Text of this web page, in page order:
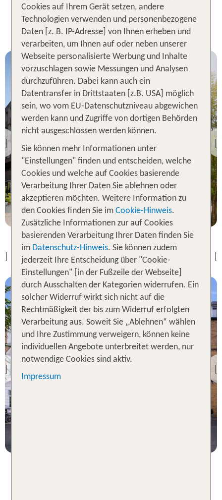
Unsere TOP Hotelangebote für 3
Nächte in Köln
Previous
Köln
Hotel Mondial am Dom
94 % Weiterempfehlung
3 Nächte, Ü, XX
p.P. ab 171 €
Previous
Köln
Ruby Ella Hotel & Bar
95 % Weiterempfehlung
3 Nächte, Ü, XX
p.P. ab 155 €
Previous
Köln
The New Yorker Hotel
Cookies auf Ihrem Gerät setzen, andere
Technologien verwenden und personenbezogene
Daten [z. B. IP-Adresse] von Ihnen erheben und
verarbeiten, um Ihnen auf oder neben unserer
Webseite personalisierte Werbung und Inhalte
vorzuschlagen sowie Messungen und Analysen
durchzuführen. Dabei kann auch ein
Datentransfer in Drittstaaten [z.B. USA] möglich
sein, wo vom EU-Datenschutzniveau abgewichen
werden kann und Zugriffe von dortigen Behörden
nicht ausgeschlossen werden können.
Sie können mehr Informationen unter
"Einstellungen" finden und entscheiden, welche
Cookies und welche auf Cookies basierende
Verarbeitung Ihrer Daten Sie ablehnen oder
akzeptieren möchten. Weitere Information zu
den Cookies finden Sie im Cookie-Hinweis.
Zusätzliche Informationen zur auf Cookies
basierenden Verarbeitung Ihrer Daten finden Sie
im Datenschutz-Hinweis. Sie können zudem
jederzeit Ihre Entscheidung über "Cookie-
Einstellungen" [in der Fußzeile der Webseite]
durch Ausschalten der Kategorien widerrufen. Ein
solcher Widerruf wirkt sich nicht auf die
Rechtmäßigkeit der bis zum Widerruf erfolgten
Verarbeitung aus. Soweit Sie „Ablehnen“ wählen
und Ihre Zustimmung verweigern, können keine
individuellen Angebote unterbreitet werden, nur
notwendige Cookies sind aktiv.
Impressum